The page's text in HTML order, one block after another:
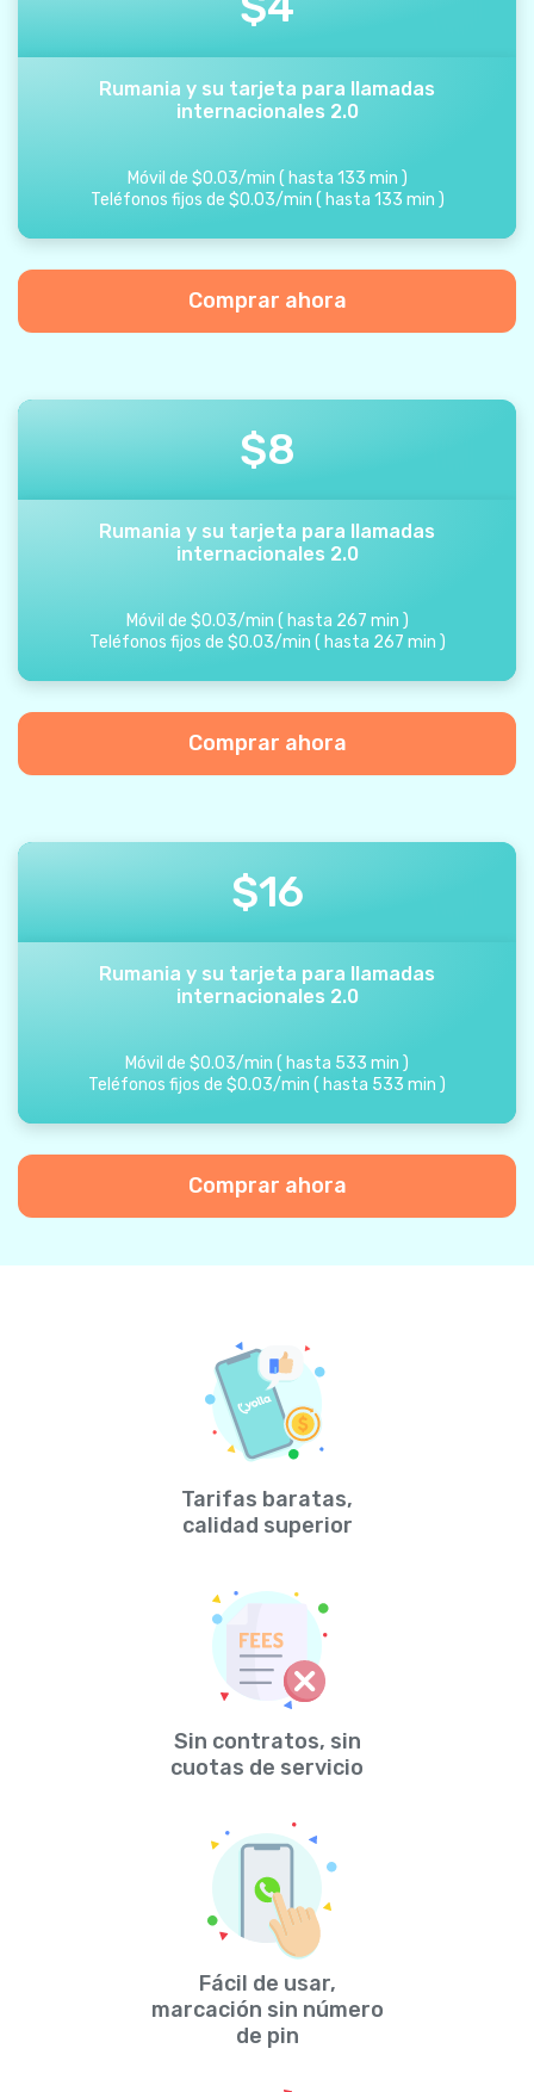
Rumania y su tarjeta para llamadas
internacionales 2.0
Móvil de $0.03/min ( hasta 133 min )
Teléfonos fijos de $0.03/min ( hasta 133 min )
Comprar ahora
$8
Rumania y su tarjeta para llamadas
internacionales 2.0
Móvil de $0.03/min ( hasta 267 min )
Teléfonos fijos de $0.03/min ( hasta 267 min )
Comprar ahora
$16
Rumania y su tarjeta para llamadas
internacionales 2.0
Móvil de $0.03/min ( hasta 533 min )
Teléfonos fijos de $0.03/min ( hasta 533 min )
Comprar ahora
Tarifas baratas,
calidad superior
Sin contratos, sin
cuotas de servicio
Fácil de usar,
marcación sin número
de pin